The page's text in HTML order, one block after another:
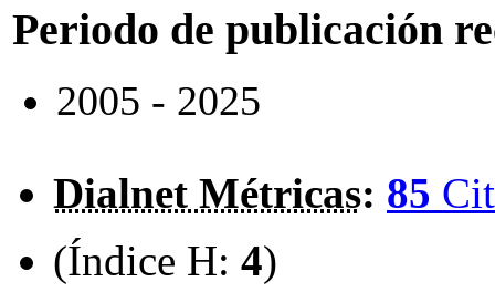
Periodo de publicación
2005 - 2025
Dialnet Métricas: 85
(Índice H: 4)